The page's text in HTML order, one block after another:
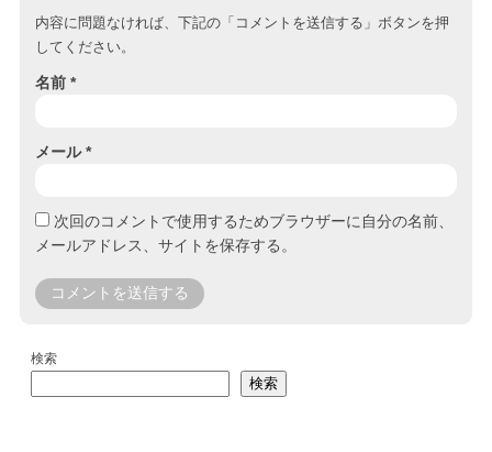
内容に問題なければ、下記の「コメントを送信する」ボタンを押
してください。
名前 *
メール*
次回のコメントで使用するためブラウザーに自分の名前、
メールアドレス、サイトを保存する。
検索
検索